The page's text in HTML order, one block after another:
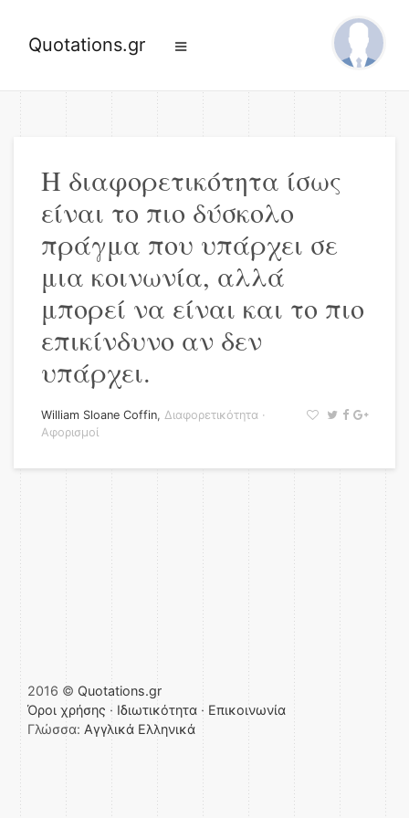
Quotations.gr
Η διαφορετικότητα ίσως
είναι το πιο δύσκολο
πράγμα που υπάρχει σε
μια κοινωνία, αλλά
μπορεί να είναι και το πιο
επικίνδυνο αν δεν
υπάρχει.
William Sloane Coffin, Διαφορετικότητα ·
Αφορισμοί
2016 © Quotations.gr
Όροι χρήσης · Ιδιωτικότητα · Επικοινωνία
Γλώσσα: Αγγλικά Ελληνικά